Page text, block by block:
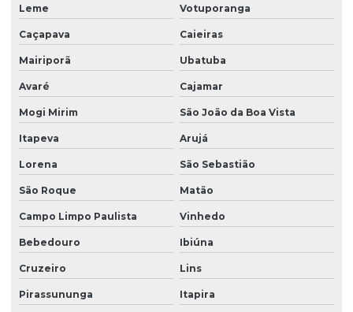
Facility serviços terceirizados
Lavadora de piso para galpão
Lavagem de vidros e fachadas
Limpeza e conservação terceirizada
Limpeza conservação e zeladoria
Limpeza empresarial
Limpeza empresarial especializada
Limpeza empresarial terceirizada
Limpeza escritorio terceirizada
Leme Votuporanga
Caçapava Caieiras
Mairiporã Ubatuba
Avaré Cajamar
Mogi Mirim São João da Boa Vista
Itapeva Arujá
Lorena São Sebastião
São Roque Matão
Campo Limpo Paulista Vinhedo
Bebedouro Ibiúna
Cruzeiro Lins
Pirassununga Itapira